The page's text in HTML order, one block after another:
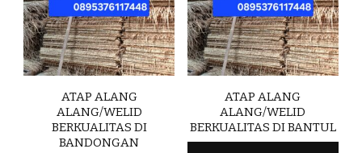
ATAP ALANG
ALANG/WELID
BERKUALITAS DI
BANDONGAN
ATAP ALANG
ALANG/WELID
BERKUALITAS DI BANTUL